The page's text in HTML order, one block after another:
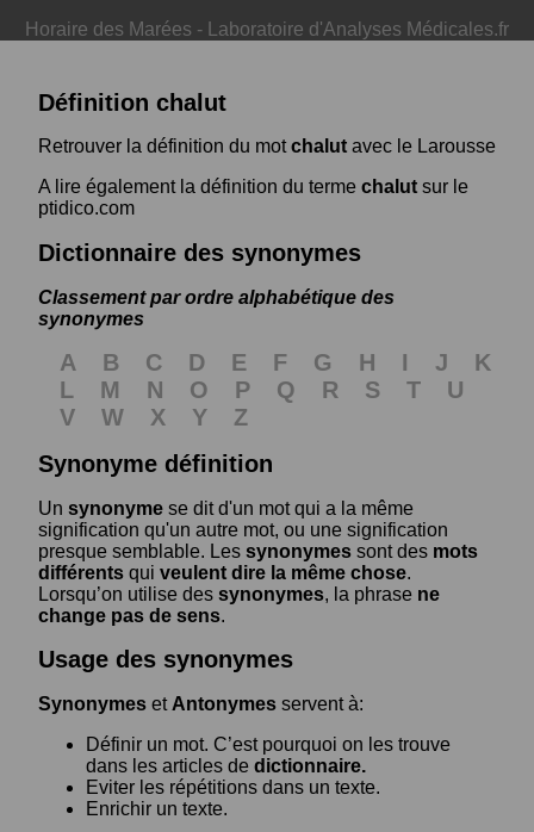
Horaire des Marées - Laboratoire d'Analyses Médicales.fr
Définition chalut
Retrouver la définition du motchalut avec le Larousse
A lire également la définition du terme chalut sur le
ptidico.com
Dictionnaire des synonymes
Classement par ordre alphabétique des
synonymes
A B C D E F G H I J
K
L
M N O P Q R S T
U
V
W X Y
Z
Synonyme définition
Un synonyme se dit d'un mot qui a la même
signification qu'un autre mot, ou une signification
presque semblable. Les synonymes sont des mots
différents qui veulent dire la même chose.
Lorsqu’on utilise des synonymes, la phrase ne
change pas de sens.
Usage des synonymes
Synonymes et Antonymes servent à:
Définir un mot. C’est pourquoi on les trouve
dans les articles de dictionnaire.
Eviter les répétitions dans un texte.
Enrichir un texte.